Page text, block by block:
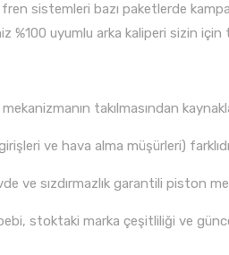
sistemleri bazı paketlerde
%100 uyumlu arka kaliperi sizin
takılmasından
ve hava alma müşürleri)
ve sızdırmazlık garantili piston
stoktaki marka çeşitliliği ve